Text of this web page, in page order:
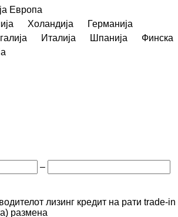
Европа
Холандија
Германија
Италија Шпанија
Финска
–
лизинг кредит на рати trade-in
размена